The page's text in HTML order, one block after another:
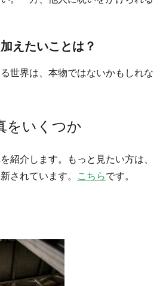
えたいことは？
世界は、本物ではないかもしれな
をいくつか
紹介します。もっと見たい方は、
されています。 こちらです。